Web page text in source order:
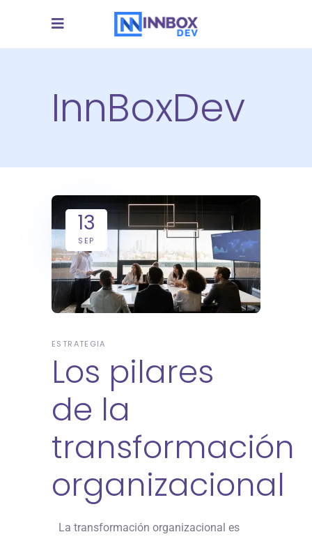
InnBoxDev
13
SEP
ESTRATEGIA
Los pilares
de la
transformación
organizacional
La transformación organizacional es